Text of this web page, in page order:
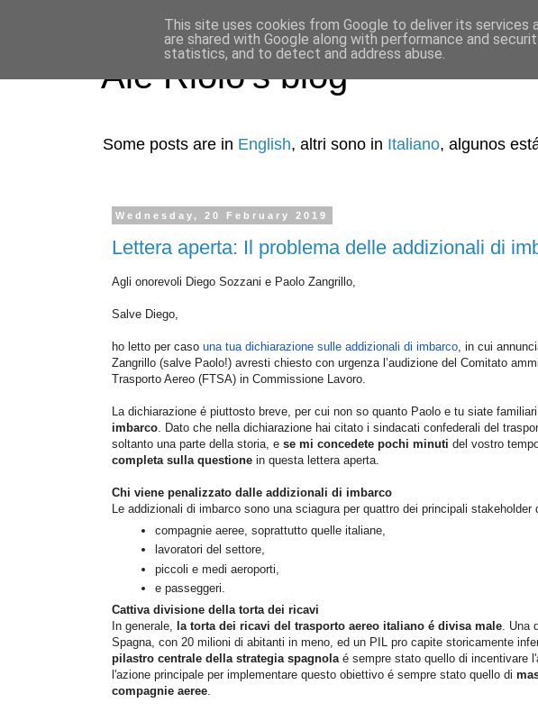
Ale Riolo's blog
Some posts are in English, altri sono in Italiano, algunos
Wednesday, 20 February 2019
Lettera aperta: Il problema delle addizionali di
Agli onorevoli Diego Sozzani e Paolo Zangrillo,
Salve Diego,
ho letto per caso una tua dichiarazione sulle addizionali di imbarco , in cui
Zangrillo (salve Paolo!) avresti chiesto con urgenza l’audizione del Comitato
Trasporto Aereo (FTSA) in Commissione Lavoro.
La dichiarazione é piuttosto breve, per cui non so quanto Paolo e tu siate
imbarco . Dato che nella dichiarazione hai citato i sindacati confederali del
soltanto una parte della storia, e se mi concedete pochi minuti del vostro
completa sulla questione in questa lettera aperta.
Chi viene penalizzato dalle addizionali di imbarco
Le addizionali di imbarco sono una sciagura per quattro dei principali
compagnie aeree, soprattutto quelle italiane,
lavoratori del settore,
piccoli e medi aeroporti,
e passeggeri.
Cattiva divisione della torta dei ricavi
In generale, la torta dei ricavi del trasporto aereo italiano é divisa male. Una
Spagna, con 20 milioni di abitanti in meno, ed un PIL pro capite storicamente
pilastro centrale della strategia spagnolaé sempre stato quello di incentivare
l'azione principale per implementare questo obiettivo é sempre stato quello di
compagnie aeree.
This site uses cookies from Google to deliver its services
are shared with Google along with performance and
statistics, and to detect and address abuse.